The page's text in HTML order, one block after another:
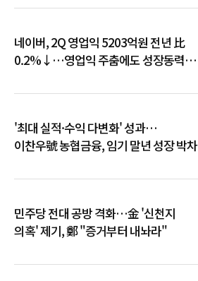
네이버, 2Q 영업익 5203억원 전년 比
0.2%↓…영업익 주춤에도 성장동력
'최대 실적·수익 다변화' 성과…
이찬우號 농협금융, 임기 말년 성장 박차
민주당 전대 공방 격화…金 '신천지
의혹' 제기, 鄭 "증거부터 내놔라"